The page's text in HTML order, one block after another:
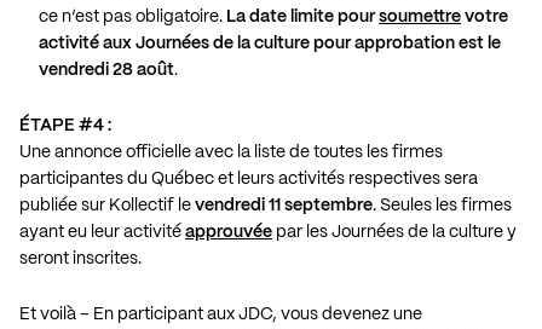
ce n’est pas obligatoire. La date limite poursoumettre votre
activité aux Journées de la culture pour approbation est le
vendredi 28 août.
ÉTAPE #4 :
Une annonce officielle avec la liste de toutes les firmes
participantes du Québec et leurs activités respectives sera
publiée sur Kollectif le vendredi 11 septembre. Seules les firmes
ayant eu leur activité approuvée par les Journées de la culture y
seront inscrites.
Et voilà – En participant aux JDC, vous devenez une